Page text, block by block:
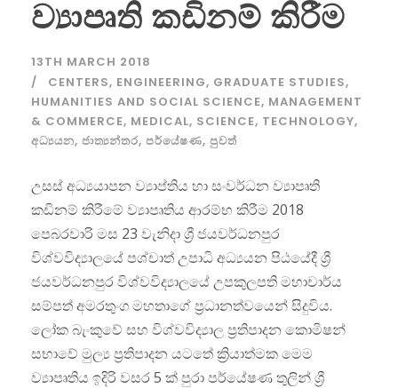
ව්‍යාපෘති කඩිනම් කිරීම
13TH MARCH 2018
CENTERS, ENGINEERING, GRADUATE STUDIES,
HUMANITIES AND SOCIAL SCIENCE, MANAGEMENT
& COMMERCE, MEDICAL, SCIENCE, TECHNOLOGY,
අධ්‍යයන, ජාත්‍යන්තර, පර්යේෂණ, පුවත්
උසස් අධ්‍යයාපන ව්‍යාප්තිය හා සංවර්ධන ව්‍යාපෘති
කඩිනම් කිරීමේ ව්‍යාපෘතිය ආරම්භ කිරීම 2018
පෙබරවාරි මස 23 වැනිදා ශ්‍රී ජයවර්ධනපුර
විශ්වවිද්‍යාලයේ පශ්චාත් උපාධි අධ්‍යයන පිඨයේදී ශ්‍රී
ජයවර්ධනපුර විශ්වවිද්‍යාලයේ උපකුලපති මහාචාර්ය
සම්පත් අමරතුංග මහතාගේ ප්‍රධානත්වයෙන් සිදුවිය.
ලෝක බැංකුවේ සහ විශ්වවිද්‍යාල ප්‍රතිපාදන කොමිෂන්
සභාවේ මුල්‍ය ප්‍රතිපාදන යටතේ ක්‍රියාත්මක මෙම
ව්‍යාපෘතිය ඉදිරි වසර 5 ක් පුරා පර්යේෂණ තුලින් ශ්‍රී